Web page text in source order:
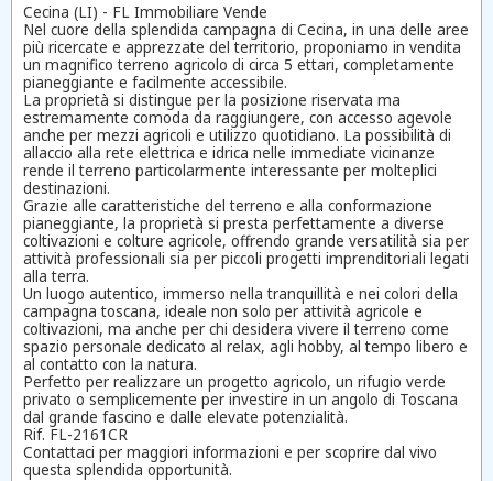
Cecina (LI) - FL Immobiliare Vende
Nel cuore della splendida campagna di Cecina, in una delle aree
più ricercate e apprezzate del territorio, proponiamo in vendita
un magnifico terreno agricolo di circa 5 ettari, completamente
pianeggiante e facilmente accessibile.
La proprietà si distingue per la posizione riservata ma
estremamente comoda da raggiungere, con accesso agevole
anche per mezzi agricoli e utilizzo quotidiano. La possibilità di
allaccio alla rete elettrica e idrica nelle immediate vicinanze
rende il terreno particolarmente interessante per molteplici
destinazioni.
Grazie alle caratteristiche del terreno e alla conformazione
pianeggiante, la proprietà si presta perfettamente a diverse
coltivazioni e colture agricole, offrendo grande versatilità sia per
attività professionali sia per piccoli progetti imprenditoriali legati
alla terra.
Un luogo autentico, immerso nella tranquillità e nei colori della
campagna toscana, ideale non solo per attività agricole e
coltivazioni, ma anche per chi desidera vivere il terreno come
spazio personale dedicato al relax, agli hobby, al tempo libero e
al contatto con la natura.
Perfetto per realizzare un progetto agricolo, un rifugio verde
privato o semplicemente per investire in un angolo di Toscana
dal grande fascino e dalle elevate potenzialità.
Rif. FL-2161CR
Contattaci per maggiori informazioni e per scoprire dal vivo
questa splendida opportunità.